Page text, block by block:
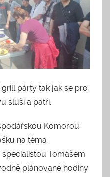
párty tak jak se pro
sluší a patří.
Komorou
na téma
Tomášem
plánované hodiny